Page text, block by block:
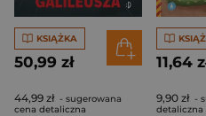
KSIĄŻKA
50,99 zł
44,99 zł - sugerowana
cena detaliczna
11,64
9,90 zł -
detaliczna